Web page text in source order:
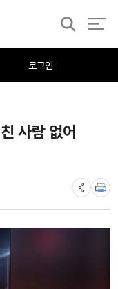
로그인
검
취재가시작되자
사람 없어